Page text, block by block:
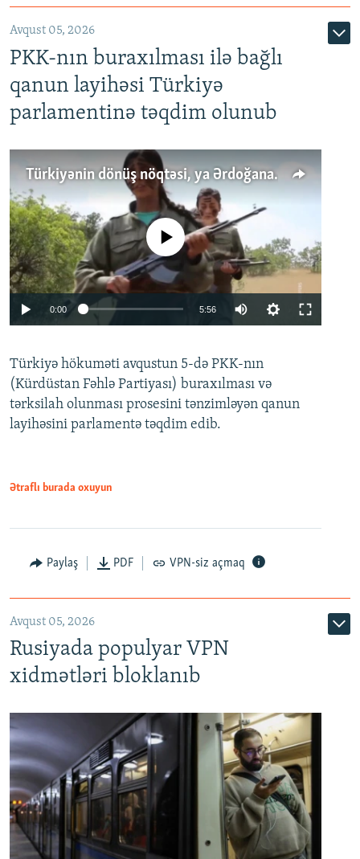
Avqust 05, 2026
PKK-nın buraxılması ilə bağlı
qanun layihəsi Türkiyə
parlamentinə təqdim olunub
Türkiyənin dönüş nöqtəsi, ya Ərdoğana üçüncü şans: PKK ilə qəfil barışıq nə deməkdir?
Auto 240p 360p 480p
720p 1080p
No media source currently available
0:00 5:56
360p
480p
Türkiyə hökuməti avqustun 5-də PKK-nın
(Kürdüstan Fəhlə Partiyası) buraxılması və
tərksilah olunması prosesini tənzimləyən qanun
layihəsini parlamentə təqdim edib.
Ətraflı burada oxuyun
Paylaş PDF VPN-siz açmaq
Avqust 05, 2026
Rusiyada populyar VPN
xidmətləri bloklanıb